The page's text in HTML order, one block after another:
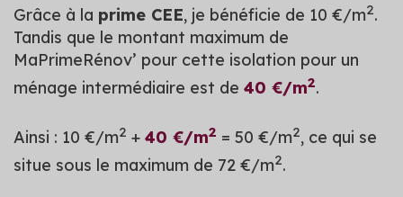
Grâce à la prime CEE, je bénéficie de 10 €/m2.
Tandis que le montant maximum de
MaPrimeRénov’ pour cette isolation pour un
ménage intermédiaire est de 40 €/m2.
Ainsi : 10 €/m2 + 40 €/m2 = 50 €/m2, ce qui se
situe sous le maximum de 72 €/m2.